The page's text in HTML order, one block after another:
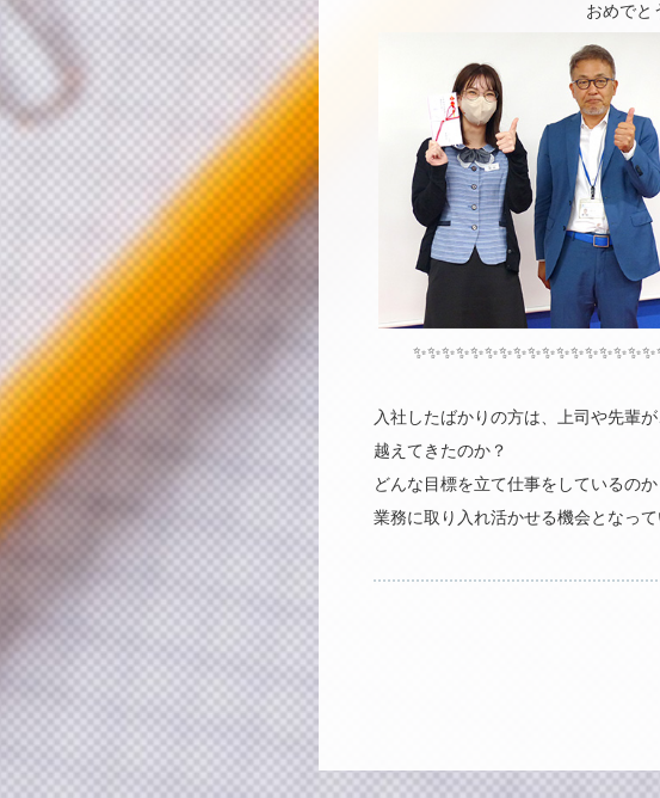
おめでと
入社したばかりの方は、上司や先輩
越えてきたのか？
どんな目標を立て仕事をしているの
業務に取り入れ活かせる機会となって